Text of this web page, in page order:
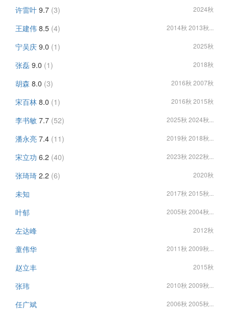
许雷叶 9.7 (3) 2024秋
王建伟 8.5 (4) 2014秋 2013秋...
宁吴庆 9.0 (1) 2025秋
张磊 9.0 (1) 2018秋
胡森 8.0 (3) 2016秋 2007秋
宋百林 8.0 (1) 2016秋 2015秋
李书敏 7.7 (52) 2025秋 2024秋...
潘永亮 7.4 (11) 2019秋 2018秋...
宋立功 6.2 (40) 2023秋 2022秋...
张琦琦 2.2 (6) 2020秋
未知 2017秋 2015秋...
叶郁 2005秋 2004秋...
左达峰 2012秋
童伟华 2011秋 2009秋...
赵立丰 2015秋
张玮 2010秋 2009秋...
任广斌 2006秋 2005秋...